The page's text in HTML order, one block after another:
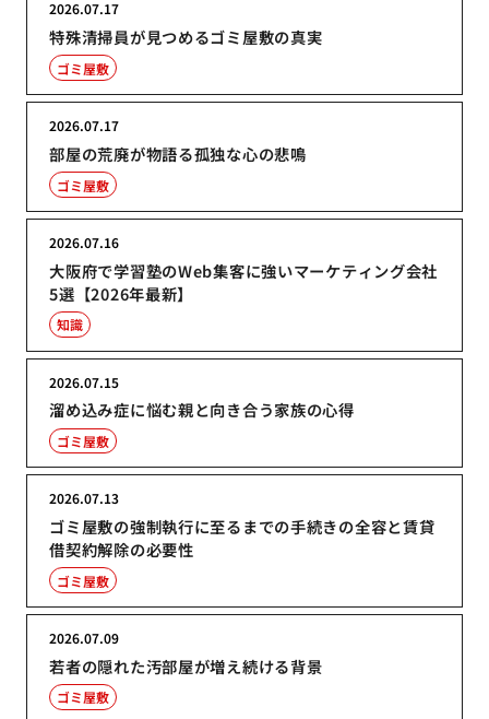
特殊清掃員が見つめるゴミ屋敷の真実
2026.07.17
ゴミ屋敷
部屋の荒廃が物語る孤独な心の悲鳴
2026.07.17
ゴミ屋敷
大阪府で学習塾のWeb集客に強いマーケティング会社
5選【2026年最新】
2026.07.16
知識
溜め込み症に悩む親と向き合う家族の心得
2026.07.15
ゴミ屋敷
ゴミ屋敷の強制執行に至るまでの手続きの全容と賃貸
借契約解除の必要性
2026.07.13
ゴミ屋敷
若者の隠れた汚部屋が増え続ける背景
2026.07.09
ゴミ屋敷